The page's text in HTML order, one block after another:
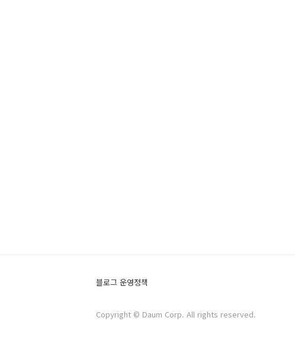
블로그 운영정책
Copyright © Daum Corp. All rights reserved.